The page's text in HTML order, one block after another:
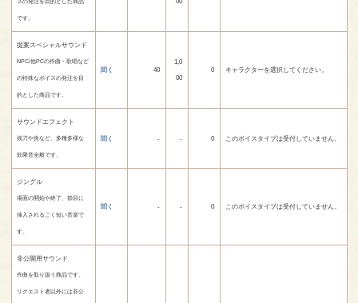
です。
提案スペシャルサウンド
NPC/他PCの作曲・歌唱など
の特殊なボイスの発注を目
的とした商品です。
聞く 40
1,0
00
0 キャラクターを選択してください。
サウンドエフェクト
抜刀や炎など、多種多様な
効果音全般です。
聞く - - 0 このボイスタイプは受付していません。
ジングル
場面の開始や終了、節目に
挿入されるごく短い音楽で
す。
聞く - - 0 このボイスタイプは受付していません。
非公開用サウンド
作曲を取り扱う商品です。
リクエスト者以外には非公